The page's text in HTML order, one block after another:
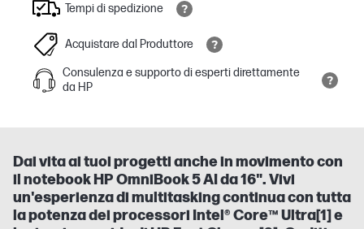
Tempi di spedizione
Acquistare dal Produttore
Consulenza e supporto di esperti direttamente
da HP
Dai vita ai tuoi progetti anche in movimento con
il notebook HP OmniBook 5 AI da 16". Vivi
un'esperienza di multitasking continua con tutta
la potenza dei processori Intel® Core™ Ultra[1] e